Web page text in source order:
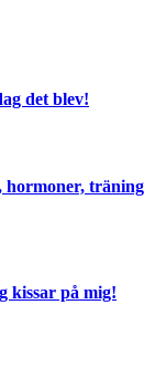
det blev!
hormoner, träning
kissar på mig!